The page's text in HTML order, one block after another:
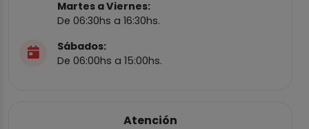
Martes a Viernes:
De 06:30hs a 16:30hs.
Sábados:
De 06:00hs a 15:00hs.
Atención